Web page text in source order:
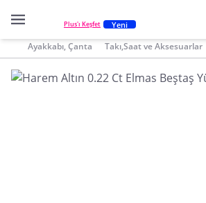
Plus'ı Keşfet Yeni
Ayakkabı, Çanta Takı,Saat ve Aksesuarlar